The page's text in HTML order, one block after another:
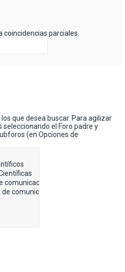
coincidencias parciales.
que desea buscar. Para agilizar
el Foro padre y
(en Opciones de